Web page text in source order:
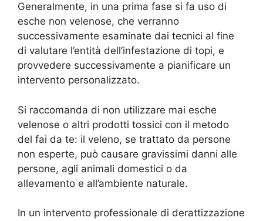
Generalmente, in una prima fase si fa uso di
esche non velenose, che verranno
successivamente esaminate dai tecnici al fine
di valutare l’entità dell’infestazione di topi, e
provvedere successivamente a pianificare un
intervento personalizzato.
Si raccomanda di non utilizzare mai esche
velenose o altri prodotti tossici con il metodo
del fai da te: il veleno, se trattato da persone
non esperte, può causare gravissimi danni alle
persone, agli animali domestici o da
allevamento e all’ambiente naturale.
In un intervento professionale di derattizzazione